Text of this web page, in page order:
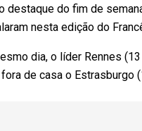
destaque do fim de
nesta edição do
dia, o líder Rennes
de casa o Estrasburgo